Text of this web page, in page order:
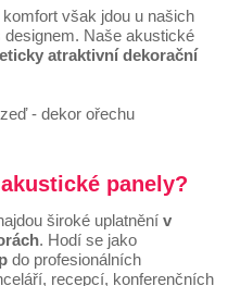
však jdou u našich
Naše akustické
atraktivní dekorační
panely?
široké uplatnění v
. Hodí se jako
do profesionálních
recepcí, konferenčních